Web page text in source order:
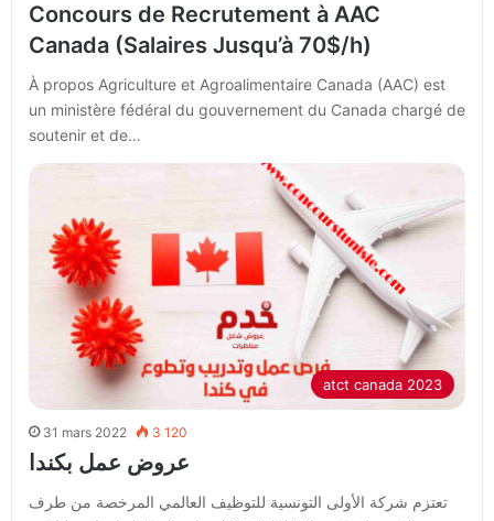
Concours de Recrutement à AAC
Canada (Salaires Jusqu’à 70$/h)
À propos Agriculture et Agroalimentaire Canada (AAC) est
un ministère fédéral du gouvernement du Canada chargé de
soutenir et de…
atct canada 2023
31 mars 2022 3 120
عروض عمل بكندا
تعتزم شركة الأولى التونسية للتوظيف العالمي المرخصة من طرف